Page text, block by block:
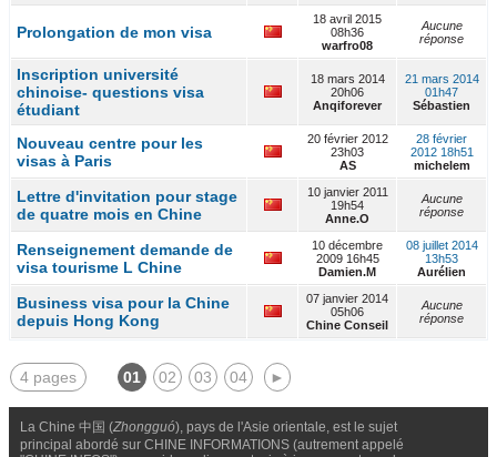
Prolongation de mon visa
18 avril 2015
08h36
warfro08
Aucune
réponse
Inscription université
chinoise- questions visa
étudiant
18 mars 2014
20h06
Anqiforever
21 mars 2014
01h47
Sébastien
Nouveau centre pour les
visas à Paris
20 février 2012
23h03
AS
28 février
2012 18h51
michelem
Lettre d'invitation pour stage
de quatre mois en Chine
10 janvier 2011
19h54
Anne.O
Aucune
réponse
Renseignement demande de
visa tourisme L Chine
10 décembre
2009 16h45
Damien.M
08 juillet 2014
13h53
Aurélien
Business visa pour la Chine
depuis Hong Kong
07 janvier 2014
05h06
Chine Conseil
Aucune
réponse
4 pages 01 02 03 04 ►
La Chine 中国 (Zhongguó), pays de l'Asie orientale, est le sujet
principal abordé sur CHINE INFORMATIONS (autrement appelé